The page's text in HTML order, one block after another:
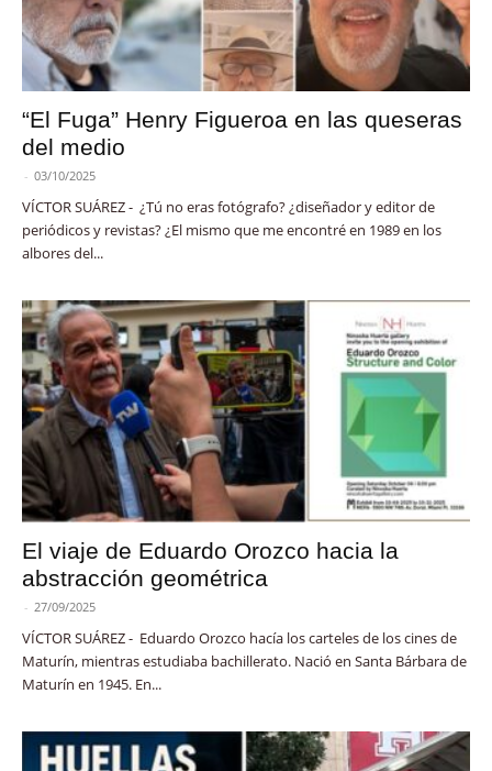
“El Fuga” Henry Figueroa en las queseras
del medio
- 03/10/2025
VÍCTOR SUÁREZ - ¿Tú no eras fotógrafo? ¿diseñador y editor de
periódicos y revistas? ¿El mismo que me encontré en 1989 en los
albores del...
El viaje de Eduardo Orozco hacia la
abstracción geométrica
- 27/09/2025
VÍCTOR SUÁREZ - Eduardo Orozco hacía los carteles de los cines de
Maturín, mientras estudiaba bachillerato. Nació en Santa Bárbara de
Maturín en 1945. En...